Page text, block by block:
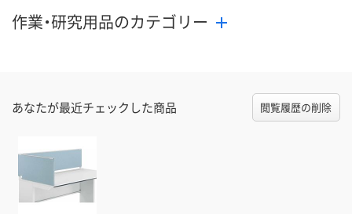
作業・研究用品のカテゴリー
あなたが最近チェックした商品 閲覧履歴の削除